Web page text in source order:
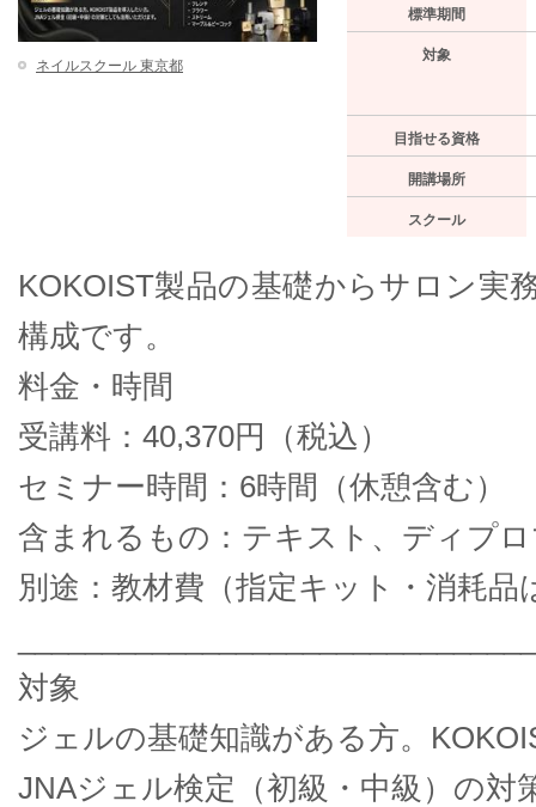
ネイルスクール 東京都
標準期間
対象
目指せる資格
開講場所
スクール
KOKOIST製品の基礎からサロン実
構成です。
料金・時間
受講料：40,370円（税込）
セミナー時間：6時間（休憩含む）
含まれるもの：テキスト、ディプ
別途：教材費（指定キット・消耗
対象
ジェルの基礎知識がある方。
JNAジェル検定（初級・中級）の